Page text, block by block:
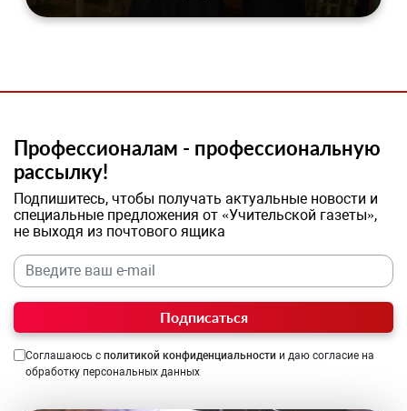
Профессионалам - профессиональную
рассылку!
Подпишитесь, чтобы получать актуальные новости и
специальные предложения от «Учительской газеты»,
не выходя из почтового ящика
Подписаться
Соглашаюсь с политикой конфиденциальности и даю согласие на
обработку персональных данных